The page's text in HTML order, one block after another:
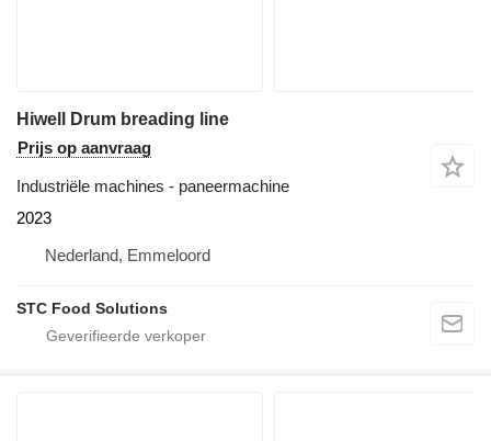
Hiwell Drum breading line
Prijs op aanvraag
Industriële machines - paneermachine
2023
Nederland, Emmeloord
STC Food Solutions